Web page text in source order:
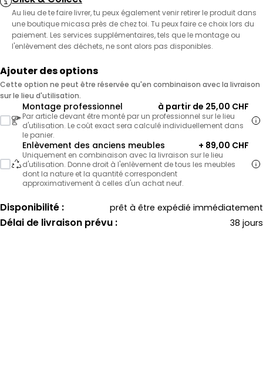
Au lieu de te faire livrer, tu peux également venir retirer le produit dans
une boutique micasa près de chez toi. Tu peux faire ce choix lors du
paiement. Les services supplémentaires, tels que le montage ou
l'enlèvement des déchets, ne sont alors pas disponibles.
Ajouter des options
Cette option ne peut être réservée qu'en combinaison avec la livraison
sur le lieu d'utilisation.
Montage professionnel à partir de 25,00 CHF
Par article devant être monté par un professionnel sur le lieu
d'utilisation. Le coût exact sera calculé individuellement dans
le panier.
Enlèvement des anciens meubles + 89,00 CHF
Uniquement en combinaison avec la livraison sur le lieu
d'utilisation. Donne droit à l'enlèvement de tous les meubles
dont la nature et la quantité correspondent
approximativement à celles d'un achat neuf.
Disponibilité : prêt à être expédié immédiatement
Délai de livraison prévu : 38 jours